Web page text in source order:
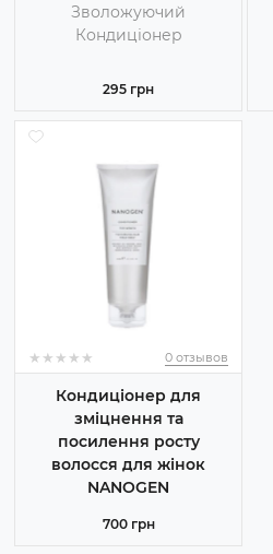
Зволожуючий
Кондиціонер
295 грн
★
★ ★
★ ★
★ ★
★ ★
★ 0 отзывов
Кондиціонер для
зміцнення та
посилення росту
волосся для жінок
NANOGEN
700 грн